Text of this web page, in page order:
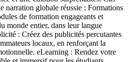
narration globale réussie : Formations
de formation engageants et
monde entier, dans leur langue
: Créez des publicités percutantes
locaux, en renforçant la
eLearning : Rendez votre